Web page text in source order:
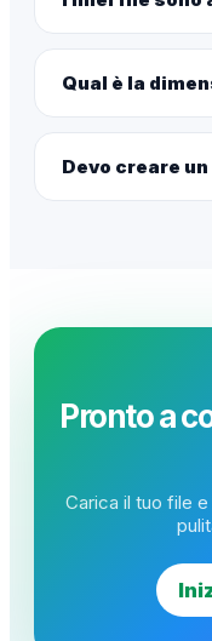
Qual è la
Devo creare
Pronto a
Carica il tuo file